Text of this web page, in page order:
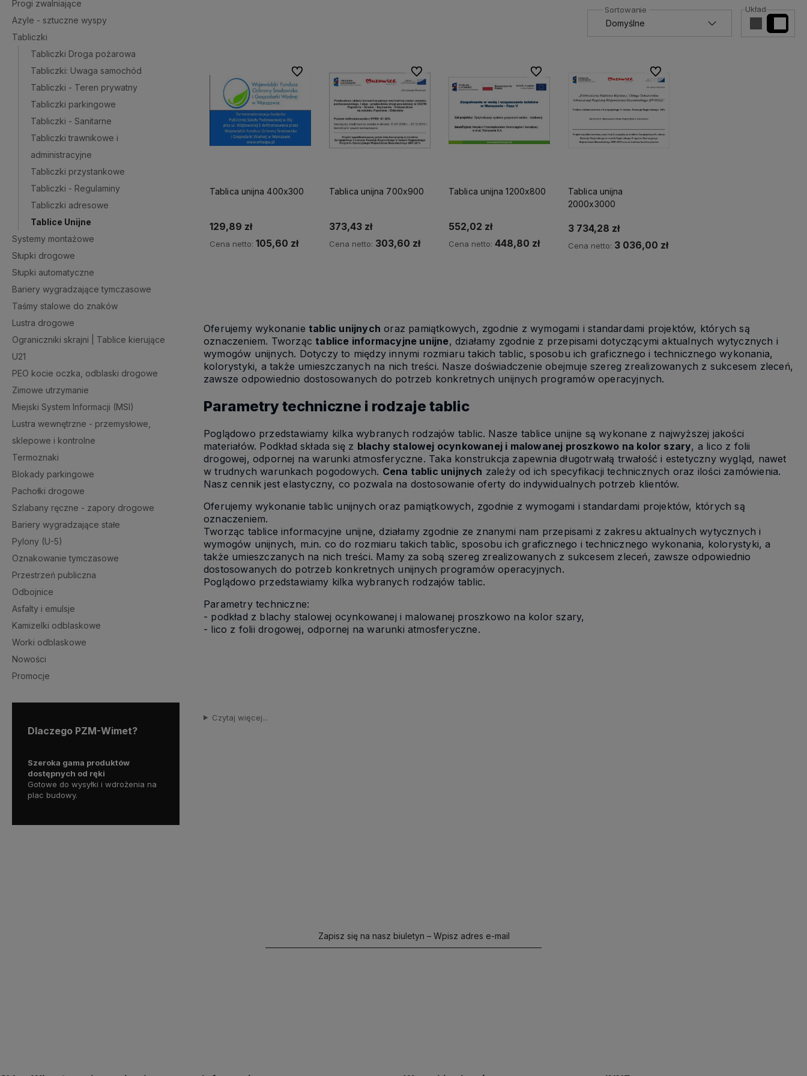
Progi zwalniające
Azyle - sztuczne wyspy
Tabliczki
Tabliczki Droga pożarowa
Tabliczki: Uwaga samochód
Tabliczki - Teren prywatny
Tabliczki parkingowe
Tabliczki - Sanitarne
Tabliczki trawnikowe i
administracyjne
Tabliczki przystankowe
Tabliczki - Regulaminy
Tabliczki adresowe
Tablice Unijne
Systemy montażowe
Słupki drogowe
Słupki automatyczne
Bariery wygradzające tymczasowe
Taśmy stalowe do znaków
Lustra drogowe
Ograniczniki skrajni | Tablice kierujące
U21
PEO kocie oczka, odblaski drogowe
Zimowe utrzymanie
Miejski System Informacji (MSI)
Lustra wewnętrzne - przemysłowe,
sklepowe i kontrolne
Termoznaki
Blokady parkingowe
Pachołki drogowe
Szlabany ręczne - zapory drogowe
Bariery wygradzające stałe
Pylony (U-5)
Oznakowanie tymczasowe
Przestrzeń publiczna
Odbojnice
Asfalty i emulsje
Kamizelki odblaskowe
Worki odblaskowe
Nowości
Promocje
Dlaczego PZM-Wimet?
Szeroka gama produktów
dostępnych od ręki
Gotowe do wysyłki i wdrożenia na
plac budowy.
Układ
Tablica unijna 400x300
129,89 zł
Cena netto: 105,60 zł
Do ulubionych
Tablica unijna 700x900
373,43 zł
Cena netto: 303,60 zł
Do ulubionych
Tablica unijna 1200x800
552,02 zł
Cena netto: 448,80 zł
Do ulubionych
Tablica unijna
2000x3000
3 734,28 zł
Cena netto: 3 036,00 zł
Do ulubionych
Oferujemy wykonanie tablic unijnych oraz pamiątkowych, zgodnie z wymogami i standardami projektów, których są
oznaczeniem. Tworząctablice informacyjne unijne, działamy zgodnie z przepisami dotyczącymi aktualnych wytycznych i
wymogów unijnych. Dotyczy to między innymi rozmiaru takich tablic, sposobu ich graficznego i technicznego wykonania,
kolorystyki, a także umieszczanych na nich treści. Nasze doświadczenie obejmuje szereg zrealizowanych z sukcesem zleceń,
zawsze odpowiednio dostosowanych do potrzeb konkretnych unijnych programów operacyjnych.
Parametry techniczne i rodzaje tablic
Poglądowo przedstawiamy kilka wybranych rodzajów tablic. Nasze tablice unijne są wykonane z najwyższej jakości
materiałów. Podkład składa się z blachy stalowej ocynkowanej i malowanej proszkowo na kolor szary, a lico z folii
drogowej, odpornej na warunki atmosferyczne. Taka konstrukcja zapewnia długotrwałą trwałość i estetyczny wygląd, nawet
w trudnych warunkach pogodowych. Cena tablic unijnych zależy od ich specyfikacji technicznych oraz ilości zamówienia.
Nasz cennik jest elastyczny, co pozwala na dostosowanie oferty do indywidualnych potrzeb klientów.
Oferujemy wykonanie tablic unijnych oraz pamiątkowych, zgodnie z wymogami i standardami projektów, których są
oznaczeniem.
Tworząc tablice informacyjne unijne, działamy zgodnie ze znanymi nam przepisami z zakresu aktualnych wytycznych i
wymogów unijnych, m.in. co do rozmiaru takich tablic, sposobu ich graficznego i technicznego wykonania, kolorystyki, a
także umieszczanych na nich treści. Mamy za sobą szereg zrealizowanych z sukcesem zleceń, zawsze odpowiednio
dostosowanych do potrzeb konkretnych unijnych programów operacyjnych.
Poglądowo przedstawiamy kilka wybranych rodzajów tablic.
Parametry techniczne:
- podkład z blachy stalowej ocynkowanej i malowanej proszkowo na kolor szary,
- lico z folii drogowej, odpornej na warunki atmosferyczne.
Czytaj więcej...
Zapisz się na nasz biuletyn – Wpisz adres e-mail